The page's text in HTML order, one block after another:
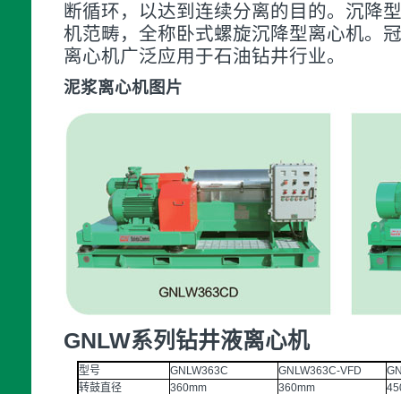
断循环，以达到连续分离的目的。沉降
机范畴，全称卧式螺旋沉降型离心机。
离心机广泛应用于石油钻井行业。
泥浆离心机图片
GNLW系列钻井液离心机
型号 GNLW363C GNLW363C-VFD
转鼓直径
360mm 360mm